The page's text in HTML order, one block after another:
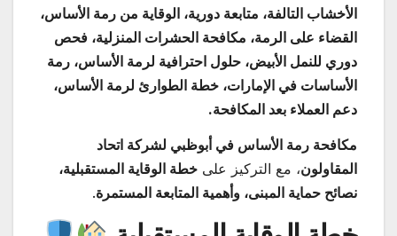
الأخشاب التالفة، متابعة دورية، الوقاية من رمة الأساس،
القضاء على الرمة، مكافحة الحشرات المنزلية، فحص
دوري للنمل الأبيض، حلول احترافية لرمة الأساس، رمة
الأساسات في الإمارات، خطة الطوارئ لرمة الأساس،
دعم العملاء بعد المكافحة.
مكافحة رمة الأساس في أبوظبي لشركة اتحاد
المقاولون، مع التركيز على خطة الوقاية المستقبلية،
نصائح حماية المبنى، وأهمية المتابعة المستمرة.